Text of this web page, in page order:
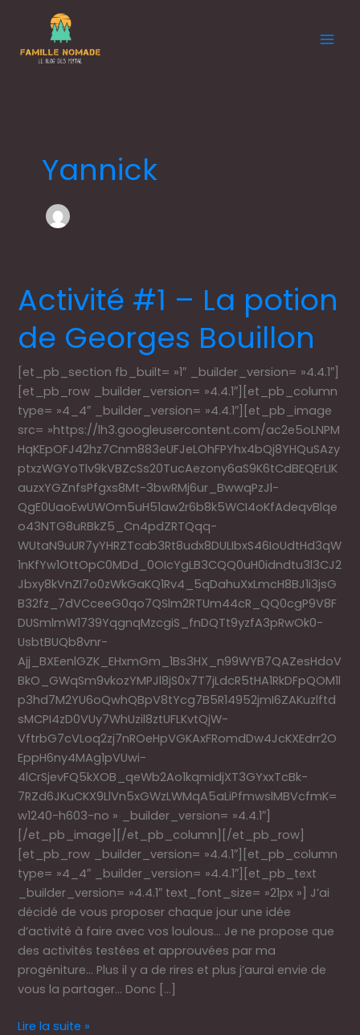
contenu
Yannick
Activité #1 – La potion
de Georges Bouillon
[et_pb_section fb_built= »1″ _builder_version= »4.4.1″]
[et_pb_row _builder_version= »4.4.1″][et_pb_column
type= »4_4″ _builder_version= »4.4.1″][et_pb_image
src= »https://lh3.googleusercontent.com/ac2e5oLNPM
HqKEpOFJ42hz7Cnm883eUFJeLOhFPYhx4bQj8YHQuSAzy
ptxzWGYoTlv9kVBZcSs20TucAezony6aS9K6tCdBEQErLIK
auzxYGZnfsPfgxs8Mt-3bwRMj6ur_BwwqPzJl-
QgE0UaoEwUWOm5uH51aw2r6b8k5WCI4oKfAdeqvBlqe
o43NTG8uRBkZ5_Cn4pdZRTQqq-
WUtaN9uUR7yYHRZTcab3Rt8udx8DULIbxS46IoUdtHd3qW
1nKfYw1OttOpC0MDd_0OIcYgLB3CQQ0uH0idndtu3l3CJ2
Jbxy8kVnZI7o0zWkGaKQ1Rv4_5qDahuXxLmcH8BJ1i3jsG
B32fz_7dVCceeG0qo7QSlm2RTUm44cR_QQ0cgP9V8F
DUSmlmW1739YqgnqMzcgiS_fnDQTt9yzfA3pRwOk0-
UsbtBUQb8vnr-
Ajj_BXEenlGZK_EHxmGm_1Bs3HX_n99WYB7QAZesHdoV
BkO_GWqSm9vkozYMPJl8jS0x7T7jLdcR5tHA1RkDFpQOM1l
p3hd7M2YU6oQwhQBpV8tYcg7B5R14952jmI6ZAKuzlftd
sMCPI4zD0VUy7WhUzil8ztUFLKvtQjW-
VftrbG7cVLoq2zj7nROeHpVGKAxFRomdDw4JcKXEdrr2O
EppH6ny4MAg1pVUwi-
4lCrSjevFQ5kXOB_qeWb2Ao1kqmidjXT3GYxxTcBk-
7RZd6JKuCKX9LlVn5xGWzLWMqA5aLiPfmwslMBVcfmK=
w1240-h603-no » _builder_version= »4.4.1″]
[/et_pb_image][/et_pb_column][/et_pb_row]
[et_pb_row _builder_version= »4.4.1″][et_pb_column
type= »4_4″ _builder_version= »4.4.1″][et_pb_text
_builder_version= »4.4.1″ text_font_size= »21px »] J’ai
décidé de vous proposer chaque jour une idée
d’activité à faire avec vos loulous… Je ne propose que
des activités testées et approuvées par ma
progéniture… Plus il y a de rires et plus j’aurai envie de
vous la partager… Donc […]
Activité
#1
–
La
potion
de
Georges
Bouillon
Lire la suite »